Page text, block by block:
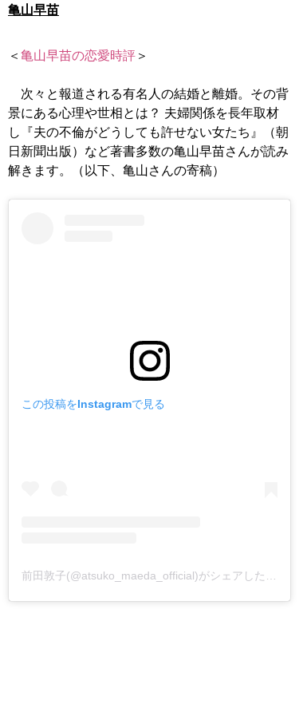
亀山早苗
＜ 亀山早苗の恋愛時評 ＞
次々と報道される有名人の結婚と離婚。その背
景にある心理や世相とは？ 夫婦関係を長年取材
し『夫の不倫がどうしても許せない女たち』（朝
日新聞出版）など著書多数の亀山早苗さんが読み
解きます。（以下、亀山さんの寄稿）
この投稿をInstagramで見る
前田敦子(@atsuko_maeda_official)がシェアした投稿